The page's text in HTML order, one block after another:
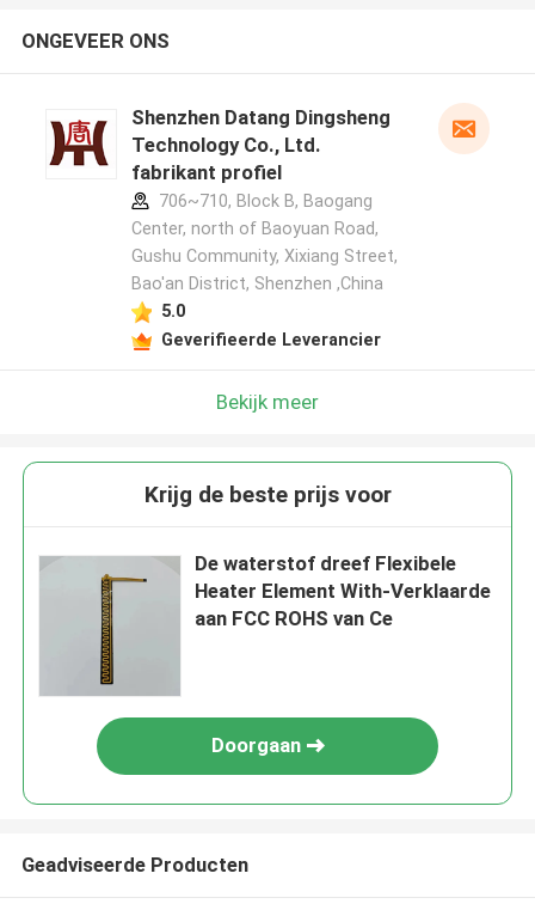
ONGEVEER ONS
Shenzhen Datang Dingsheng
Technology Co., Ltd.
fabrikant profiel
706~710, Block B, Baogang
Center, north of Baoyuan Road,
Gushu Community, Xixiang Street,
Bao'an District, Shenzhen ,China
5.0
Geverifieerde Leverancier
Bekijk meer
Krijg de beste prijs voor
De waterstof dreef Flexibele
Heater Element With-Verklaarde
aan FCC ROHS van Ce
Doorgaan
Geadviseerde Producten